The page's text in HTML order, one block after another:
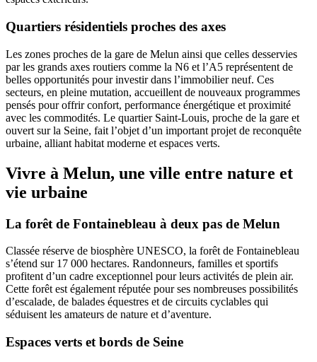
Quartiers résidentiels proches des axes
Les zones proches de la gare de Melun ainsi que celles desservies
par les grands axes routiers comme la N6 et l’A5 représentent de
belles opportunités pour investir dans l’immobilier neuf. Ces
secteurs, en pleine mutation, accueillent de nouveaux programmes
pensés pour offrir confort, performance énergétique et proximité
avec les commodités. Le quartier Saint-Louis, proche de la gare et
ouvert sur la Seine, fait l’objet d’un important projet de reconquête
urbaine, alliant habitat moderne et espaces verts.
Vivre à Melun, une ville entre nature et
vie urbaine
La forêt de Fontainebleau à deux pas de Melun
Classée réserve de biosphère UNESCO, la forêt de Fontainebleau
s’étend sur 17 000 hectares. Randonneurs, familles et sportifs
profitent d’un cadre exceptionnel pour leurs activités de plein air.
Cette forêt est également réputée pour ses nombreuses possibilités
d’escalade, de balades équestres et de circuits cyclables qui
séduisent les amateurs de nature et d’aventure.
Espaces verts et bords de Seine